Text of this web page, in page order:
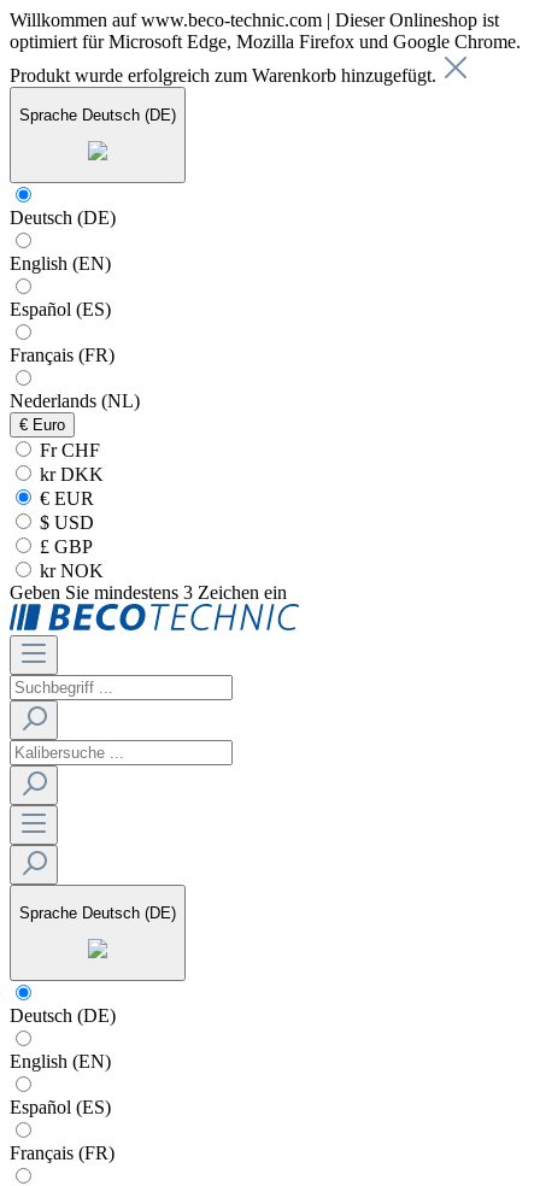
Willkommen auf www.beco-technic.com | Dieser Onlineshop ist
optimiert für Microsoft Edge, Mozilla Firefox und Google Chrome.
Produkt wurde erfolgreich zum Warenkorb hinzugefügt.
Sprache Deutsch (DE)
Deutsch (DE)
English (EN)
Español (ES)
Français (FR)
Nederlands (NL)
€ Euro
Fr CHF
kr DKK
€ EUR
$ USD
£ GBP
kr NOK
Geben Sie mindestens 3 Zeichen ein
Sprache Deutsch (DE)
Deutsch (DE)
English (EN)
Español (ES)
Français (FR)